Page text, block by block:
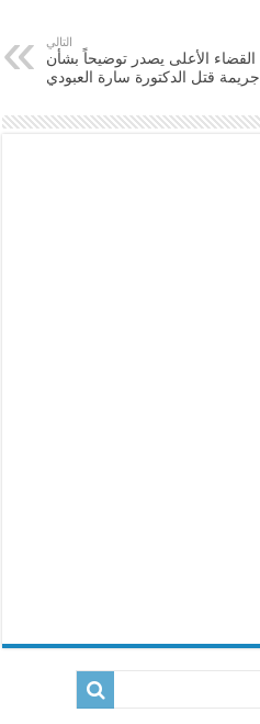
التالي
القضاء الأعلى يصدر توضيحاً بشأن
جريمة قتل الدكتورة سارة العبودي